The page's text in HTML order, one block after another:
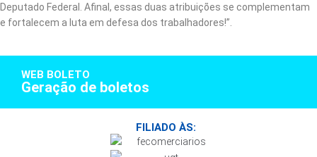
Deputado Federal. Afinal, essas duas atribuições se complementam
e fortalecem a luta em defesa dos trabalhadores!”.
WEB BOLETO
Geração de boletos
FILIADO ÀS: